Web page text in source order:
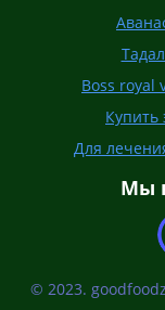
Boss royal
Купить
Для
Мы
© 2023.